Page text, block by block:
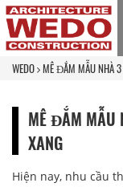
WEDO MÊ ĐẮM MẪU NHÀ 3
MÊ ĐẮM MẪU
XANG
Hiện nay, nhu cầu